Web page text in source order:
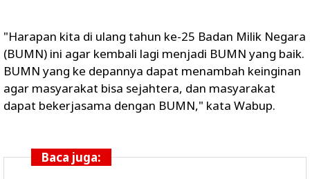
"Harapan kita di ulang tahun ke-25 Badan Milik Negara
(BUMN) ini agar kembali lagi menjadi BUMN yang baik.
BUMN yang ke depannya dapat menambah keinginan
agar masyarakat bisa sejahtera, dan masyarakat
dapat bekerjasama dengan BUMN," kata Wabup.
Baca juga: